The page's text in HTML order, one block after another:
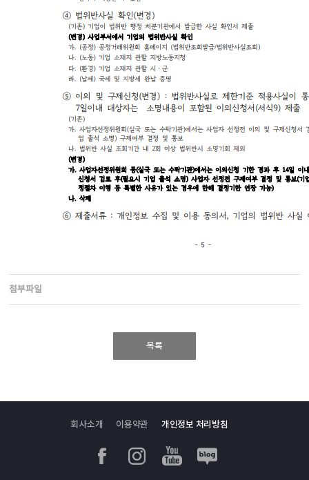
첨부파일
목록
회사소개 이용약관 개인정보 처리방침
페이스북인스타그램유투브 블로그